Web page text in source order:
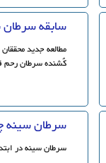
سابقه سرطان
کُشنده سرطان رحم
سرطان سینه
سرطان سینه در